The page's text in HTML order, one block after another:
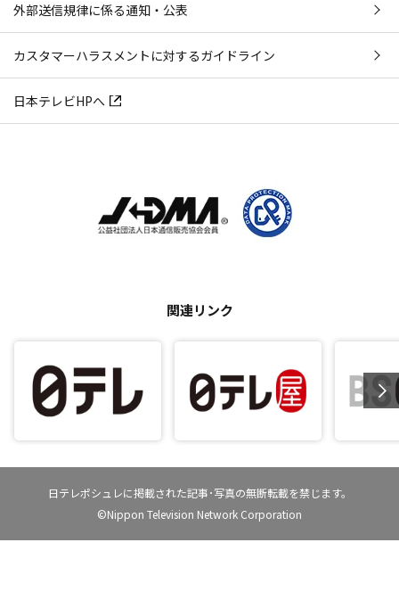
外部送信規律に係る通知・公表
カスタマーハラスメントに対するガイドライン
日本テレビHPへ
関連リンク
日テレポシュレに掲載された記事･写真の無断転載を禁じます。
©Nippon Television Network Corporation